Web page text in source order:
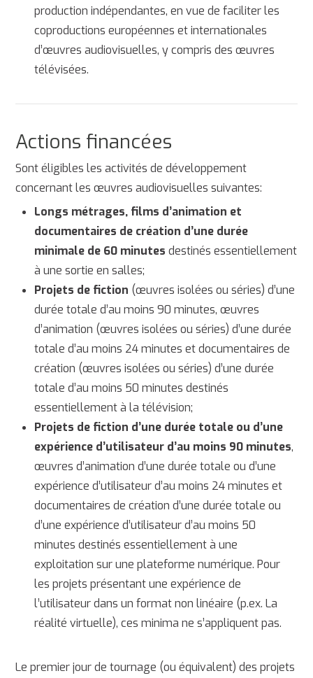
production indépendantes, en vue de faciliter les
coproductions européennes et internationales
d’œuvres audiovisuelles, y compris des œuvres
télévisées.
Actions financées
Sont éligibles les activités de développement
concernant les œuvres audiovisuelles suivantes:
Longs métrages, films d’animation et
documentaires de création d’une durée
minimale de 60 minutes destinés essentiellement
à une sortie en salles;
Projets de fiction (œuvres isolées ou séries) d’une
durée totale d’au moins 90 minutes, œuvres
d’animation (œuvres isolées ou séries) d’une durée
totale d’au moins 24 minutes et documentaires de
création (œuvres isolées ou séries) d’une durée
totale d’au moins 50 minutes destinés
essentiellement à la télévision;
Projets de fiction d’une durée totale ou d’une
expérience d’utilisateur d’au moins 90 minutes,
œuvres d’animation d’une durée totale ou d’une
expérience d’utilisateur d’au moins 24 minutes et
documentaires de création d’une durée totale ou
d’une expérience d’utilisateur d’au moins 50
minutes destinés essentiellement à une
exploitation sur une plateforme numérique. Pour
les projets présentant une expérience de
l’utilisateur dans un format non linéaire (p.ex. La
réalité virtuelle), ces minima ne s’appliquent pas.
Le premier jour de tournage (ou équivalent) des projets